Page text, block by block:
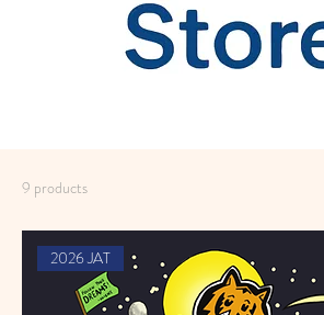
બધા ઉત્પાદનો
9 products
2026 JAT